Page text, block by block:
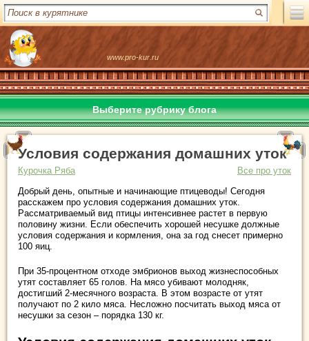
www.pro-kur.ru
Выберите рубрику блога
Условия содержания домашних уток
Курочка Ряба
Все про уток
Добрый день, опытные и начинающие птицеводы! Сегодня
расскажем про условия содержания домашних уток.
Рассматриваемый вид птицы интенсивнее растет в первую
половину жизни. Если обеспечить хорошей несушке должные
условия содержания и кормления, она за год снесет примерно
100 яиц.
При 35-процентном отходе эмбрионов выход жизнеспособных
утят составляет 65 голов. На мясо убивают молодняк,
достигший 2-месячного возраста. В этом возрасте от утят
получают по 2 кило мяса. Несложно посчитать выход мяса от
несушки за сезон – порядка 130 кг.